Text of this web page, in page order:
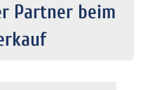
Partner beim